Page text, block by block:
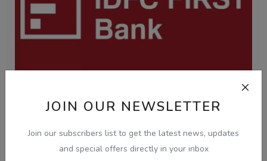
JOIN OUR NEWSLETTER
Join our subscribers list to get the latest news, updates
and special offers directly in your inbox
ਸੀਬੀਆਈ ਜਾਂਚ ਵਿੱਚ...